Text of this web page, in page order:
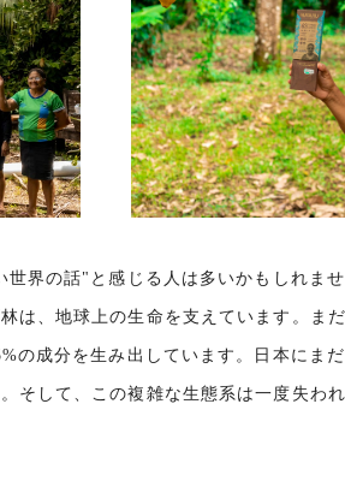
世界の話"と感じる人は多いかもしれま
は、地球上の生命を支えています。ま
の成分を生み出しています。日本にま
そして、この複雑な生態系は一度失わ